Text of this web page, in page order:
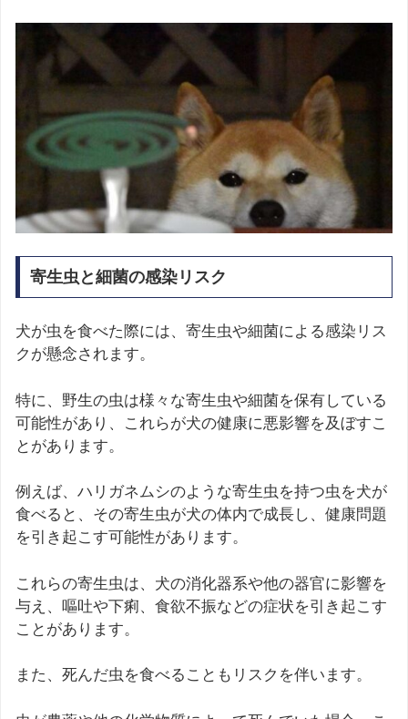
寄生虫と細菌の感染リスク
犬が虫を食べた際には、寄生虫や細菌による感染リス
クが懸念されます。
特に、野生の虫は様々な寄生虫や細菌を保有している
可能性があり、これらが犬の健康に悪影響を及ぼすこ
とがあります。
例えば、ハリガネムシのような寄生虫を持つ虫を犬が
食べると、その寄生虫が犬の体内で成長し、健康問題
を引き起こす可能性があります。
これらの寄生虫は、犬の消化器系や他の器官に影響を
与え、嘔吐や下痢、食欲不振などの症状を引き起こす
ことがあります。
また、死んだ虫を食べることもリスクを伴います。